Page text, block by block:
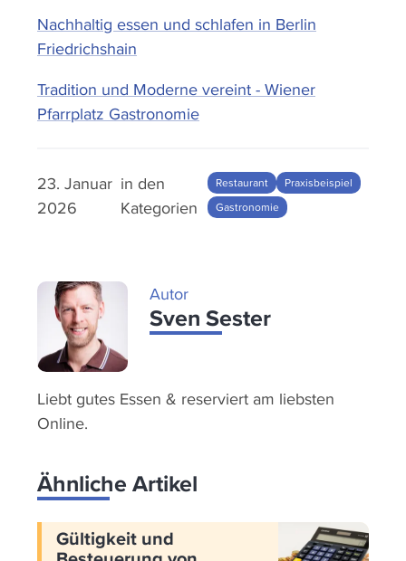
Nachhaltig essen und schlafen in Berlin
Friedrichshain
Tradition und Moderne vereint - Wiener
Pfarrplatz Gastronomie
23. Januar
2026
in den
Kategorien
Restaurant
Praxisbeispiel
Gastronomie
Autor
Sven Sester
Liebt gutes Essen & reserviert am liebsten
Online.
Ähnliche Artikel
Gültigkeit und